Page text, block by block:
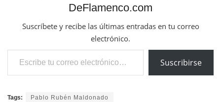
DeFlamenco.com
Suscríbete y recibe las últimas entradas en tu correo
electrónico.
Escribe tu correo electrónico…
Suscribirse
Tags: Pablo Rubén Maldonado